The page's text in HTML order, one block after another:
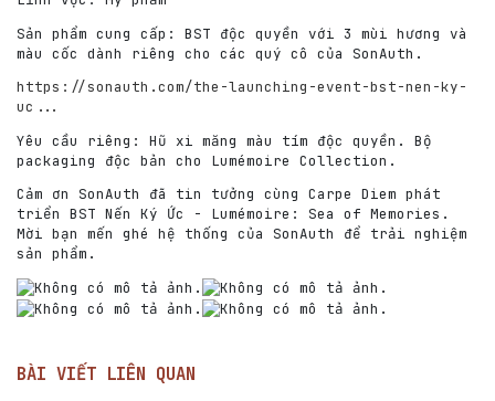
Sản phẩm cung cấp: BST độc quyền với 3 mùi hương và
màu cốc dành riêng cho các quý cô của SonAuth.
https://sonauth.com/the-launching-event-bst-nen-ky-
uc...
Yêu cầu riêng: Hũ xi măng màu tím độc quyền. Bộ
packaging độc bản cho Lumémoire Collection.
Cảm ơn SonAuth đã tin tưởng cùng Carpe Diem phát
triển BST Nến Ký Ức - Lumémoire: Sea of Memories.
Mời bạn mến ghé hệ thống của SonAuth để trải nghiệm
sản phẩm.
BÀI VIẾT LIÊN QUAN